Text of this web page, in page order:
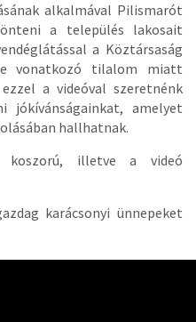
alkalmával Pilismarót
a település lakosait
a Köztársaság
vonatkozó tilalom miatt
a videóval szeretnénk
jókívánságainkat, amelyet
hallhatnak.
koszorú, illetve a videó
karácsonyi ünnepeket